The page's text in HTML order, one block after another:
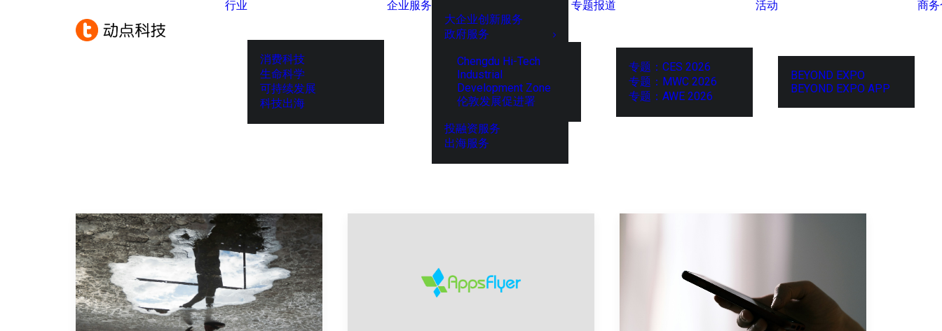
行业
消费科技
生命科学
可持续发展
科技出海
企业服务
大企业创新服务
政府服务
Chengdu Hi-Tech
Industrial
Development Zone
伦敦发展促进署
投融资服务
出海服务
专题报道
专题：CES 2026
专题：MWC 2026
专题：AWE 2026
活动
BEYOND EXPO
BEYOND EXPO APP
商